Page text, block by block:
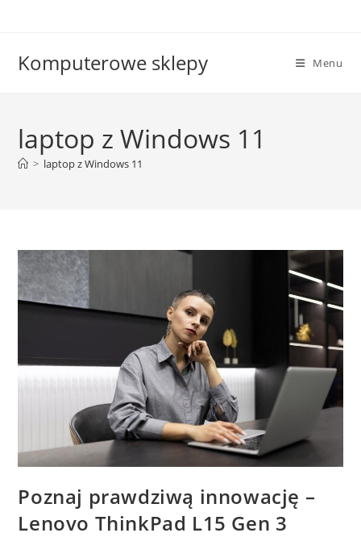
Komputerowe sklepy Menu
laptop z Windows 11
> laptop z Windows 11
Poznaj prawdziwą innowację –
Lenovo ThinkPad L15 Gen 3